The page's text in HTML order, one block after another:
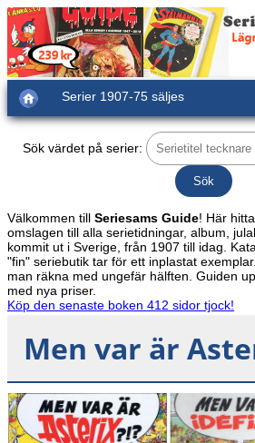
Serier 1907-75 säljes
Sök värdet på serier:
Välkommen till Seriesams Guide! Här
omslagen till alla serietidningar, album,
kommit ut i Sverige, från 1907 till idag.
"fin" seriebutik tar för ett inplastat
man räkna med ungefär hälften. Guiden
med nya priser.
Köp den senaste boken 412 sidor tjock!
Men var är